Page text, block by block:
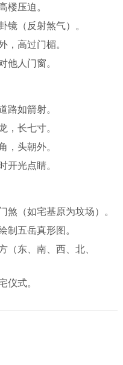
楼压迫。
镜（反射煞气）。
，高过门楣。
他人门窗。
路如箭射。
，长七寸。
，头朝外。
开光点睛。
煞（如宅基原为坟场）。
制五岳真形图。
（东、南、西、北、
仪式。